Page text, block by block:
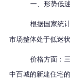
一、形势低
根据国家统
市场整体处于低迷状
价格方面：
中百城的新建住宅